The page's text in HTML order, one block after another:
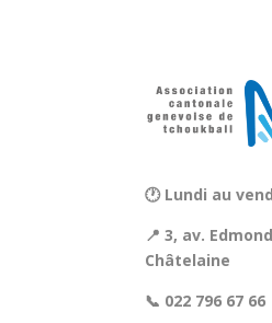
🕐 Lundi au
📍 3, av.
Châtelaine
📞 022 796 67 66